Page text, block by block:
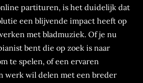
partituren, is het duidelijk dat
een blijvende impact heeft op
met bladmuziek. Of je nu
bent die op zoek is naar
te spelen, of een ervaren
werk wil delen met een breder